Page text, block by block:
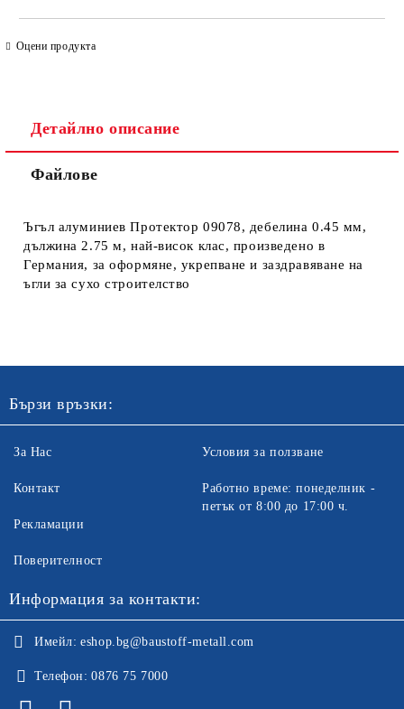
Оцени продукта
Детайлно описание
Файлове
Ъгъл алуминиев Протектор 09078, дебелина 0.45 мм,
дължина 2.75 м, най-висок клас, произведено в
Германия, за оформяне, укрепване и заздравяване на
ъгли за сухо строителство
Бързи връзки:
За Нас
Контакт
Рекламации
Поверителност
Условия за ползване
Работно време: понеделник -
петък от 8:00 до 17:00 ч.
Информация за контакти:
Имейл: eshop.bg@baustoff-metall.com
Телефон: 0876 75 7000